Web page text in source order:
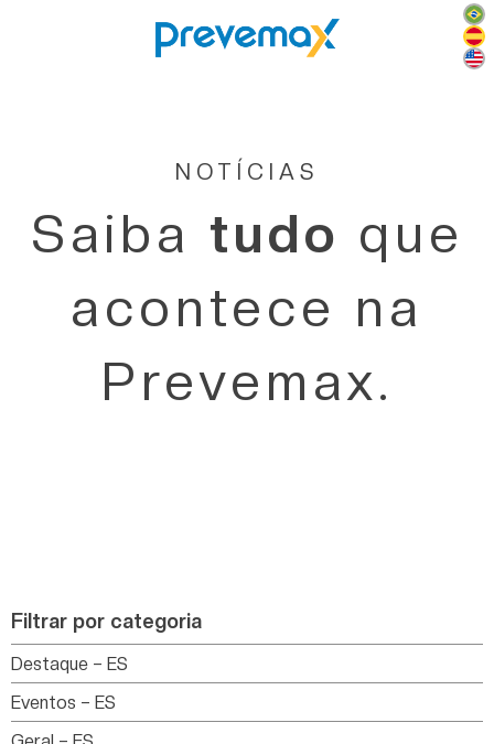
NOTÍCIAS
Saiba tudo que
acontece na
Prevemax.
Filtrar por categoria
Destaque – ES
Eventos – ES